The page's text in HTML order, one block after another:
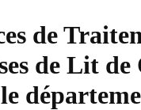
de
de Lit